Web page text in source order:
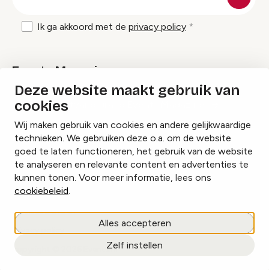
Deze website maakt gebruik van
cookies
Wij maken gebruik van cookies en andere gelijkwaardige
technieken. We gebruiken deze o.a. om de website
goed te laten functioneren, het gebruik van de website
te analyseren en relevante content en advertenties te
kunnen tonen. Voor meer informatie, lees ons
cookiebeleid.
Alles accepteren
Zelf instellen
Ik ga akkoord met de privacy policy
Events Magazine
Ik ontvang graag Events Magazine
InstagramFacebookLinkedIn
Cookies beheren
Privacy policy
copyright © 2026 Events.nl